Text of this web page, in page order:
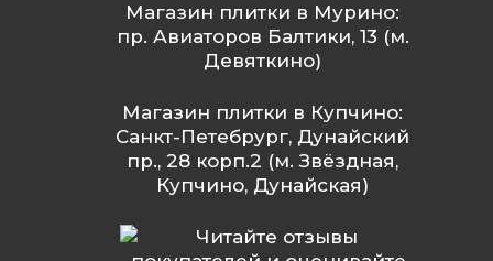
Магазин плитки в Мурино:
пр. Авиаторов Балтики, 13 (м.
Девяткино)
Магазин плитки в Купчино:
Санкт-Петебрург, Дунайский
пр., 28 корп.2 (м. Звёздная,
Купчино, Дунайская)